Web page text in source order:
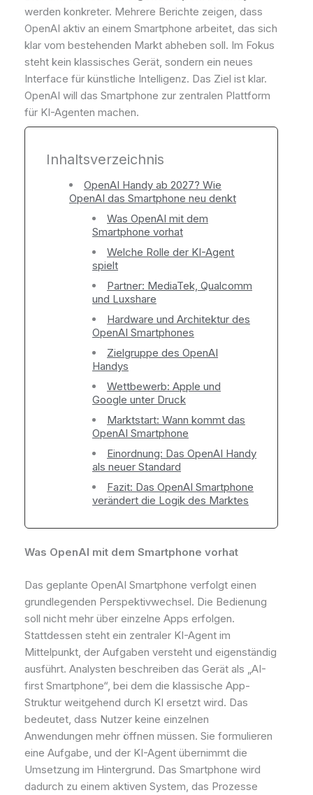
werden konkreter. Mehrere Berichte zeigen, dass
OpenAI aktiv an einem Smartphone arbeitet, das sich
klar vom bestehenden Markt abheben soll. Im Fokus
steht kein klassisches Gerät, sondern ein neues
Interface für künstliche Intelligenz. Das Ziel ist klar.
OpenAI will das Smartphone zur zentralen Plattform
für KI-Agenten machen.
Inhaltsverzeichnis
OpenAI Handy ab 2027? Wie
OpenAI das Smartphone neu denkt
Was OpenAI mit dem
Smartphone vorhat
Welche Rolle der KI-Agent
spielt
Partner: MediaTek, Qualcomm
und Luxshare
Hardware und Architektur des
OpenAI Smartphones
Zielgruppe des OpenAI
Handys
Wettbewerb: Apple und
Google unter Druck
Marktstart: Wann kommt das
OpenAI Smartphone
Einordnung: Das OpenAI Handy
als neuer Standard
Fazit: Das OpenAI Smartphone
verändert die Logik des Marktes
Was OpenAI mit dem Smartphone vorhat
Das geplante OpenAI Smartphone verfolgt einen
grundlegenden Perspektivwechsel. Die Bedienung
soll nicht mehr über einzelne Apps erfolgen.
Stattdessen steht ein zentraler KI-Agent im
Mittelpunkt, der Aufgaben versteht und eigenständig
ausführt. Analysten beschreiben das Gerät als „AI-
first Smartphone“, bei dem die klassische App-
Struktur weitgehend durch KI ersetzt wird. Das
bedeutet, dass Nutzer keine einzelnen
Anwendungen mehr öffnen müssen. Sie formulieren
eine Aufgabe, und der KI-Agent übernimmt die
Umsetzung im Hintergrund. Das Smartphone wird
dadurch zu einem aktiven System, das Prozesse